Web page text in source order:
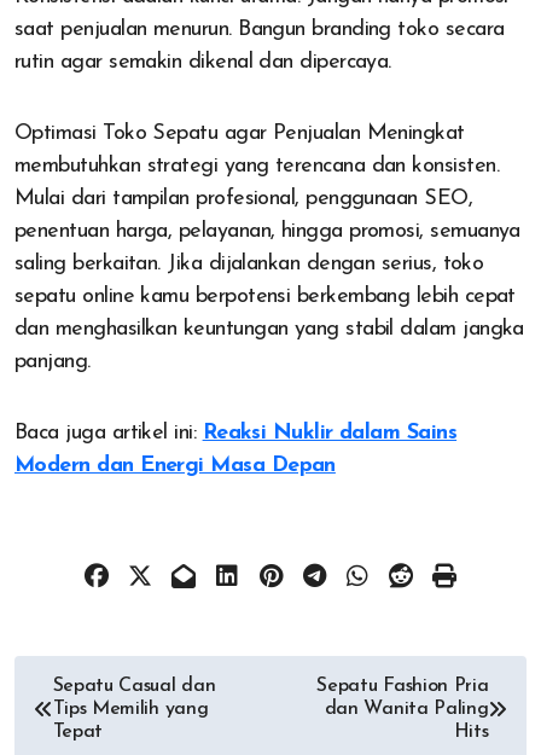
saat penjualan menurun. Bangun branding toko secara
rutin agar semakin dikenal dan dipercaya.
Optimasi Toko Sepatu agar Penjualan Meningkat
membutuhkan strategi yang terencana dan konsisten.
Mulai dari tampilan profesional, penggunaan SEO,
penentuan harga, pelayanan, hingga promosi, semuanya
saling berkaitan. Jika dijalankan dengan serius, toko
sepatu online kamu berpotensi berkembang lebih cepat
dan menghasilkan keuntungan yang stabil dalam jangka
panjang.
Baca juga artikel ini: Reaksi Nuklir dalam Sains
Modern dan Energi Masa Depan
Post
navigation
Sepatu Casual dan
Tips Memilih yang
Tepat
Sepatu Fashion Pria
dan Wanita Paling
Hits